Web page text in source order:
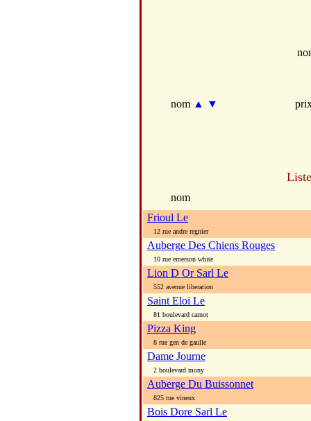
nom ▲ ▼
nom
Frioul Le
12 rue andre regnier
Auberge Des Chiens Rouges
10 rue emerson white
Lion D Or Sarl Le
552 avenue liberation
Saint Eloi Le
81 boulevard carnot
Pizza King
8 rue gen de gaulle
Dame Journe
2 boulevard mony
Auberge Du Buissonnet
825 rue vineux
Bois Dore Sarl Le